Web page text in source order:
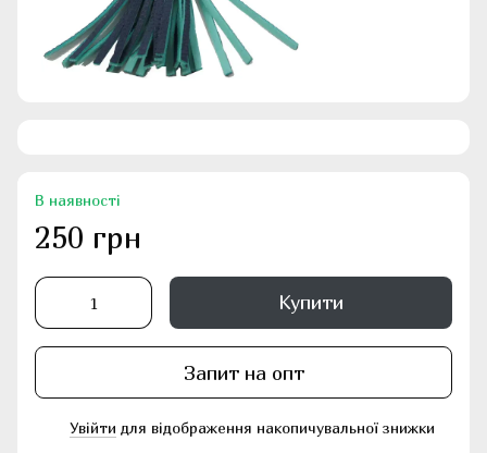
В наявності
250 грн
Купити
Запит на опт
Увійти для відображення накопичувальної знижки